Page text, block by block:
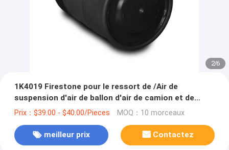
2/6
1K4019 Firestone pour le ressort de /Air de
suspension d'air de ballon d'air de camion et de
remorque
Prix：$39.00 - $40.00/Pieces MOQ：10 morceaux
meilleur prix Contactez